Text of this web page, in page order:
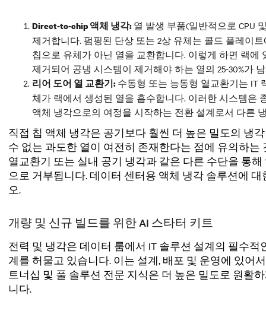
Direct-to-chip 액체 냉각: 열 발생 부품(일반적으로 CPU
제거합니다. 펌핑된 단상 또는 2상 유체는 콜드 플레이
칩으로 유체가 아닌 열을 교환합니다. 이렇게 하면 랙에
제거되어 공냉 시스템이 제거해야 하는 열의 25-30%가
리어 도어 열 교환기: 수동형 또는 능동형 열교환기는 IT
체가 랙에서 생성된 열을 흡수합니다. 이러한 시스템은
액체 냉각으로의 여정을 시작하는 전환 설계로서 다른
직접 칩 액체 냉각은 공기보다 훨씬 더 높은 밀도의 냉
수 없는 과도한 열이 여전히 존재한다는 점에 유의하는
열교환기 또는 실내 공기 냉각과 같은 다른 수단을 통
으로 거부됩니다. 데이터 센터용 액체 냉각 솔루션에
오.
개량 및 신규 빌드를 위한 AI 스타터 키트
전력 및 냉각은 데이터 룸에서 IT 솔루션 설계의 필수적
계를 허물고 있습니다. 이는 설계, 배포 및 운영에 있어
트너십 및 풀 솔루션 전문 지식은 더 높은 밀도로 원활
니다.